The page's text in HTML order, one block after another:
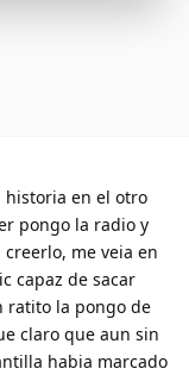
historia en el otro
pongo la radio y
me veia en
capaz de sacar
ratito la pongo de
claro que aun sin
habia marcado